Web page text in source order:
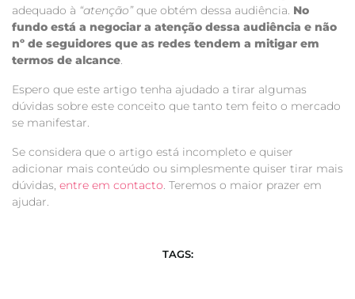
adequado à “atenção”que obtém dessa audiência. No
fundo está a negociar a atenção dessa audiência e não
nº de seguidores que as redes tendem a mitigar em
termos de alcance.
Espero que este artigo tenha ajudado a tirar algumas
dúvidas sobre este conceito que tanto tem feito o mercado
se manifestar.
Se considera que o artigo está incompleto e quiser
adicionar mais conteúdo ou simplesmente quiser tirar mais
dúvidas, entre em contacto. Teremos o maior prazer em
ajudar.
TAGS: